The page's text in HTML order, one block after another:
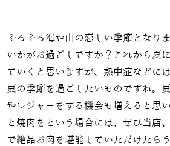
そろそろ海や山の恋しい季節となり
いかがお過ごしですか？これから夏
ていくと思いますが、熱中症などに
夏の季節を過ごしたいものですね。
やレジャーをする機会も増えると思
と焼肉をという場合には、ぜひ当店
で絶品お肉を堪能していただけたら